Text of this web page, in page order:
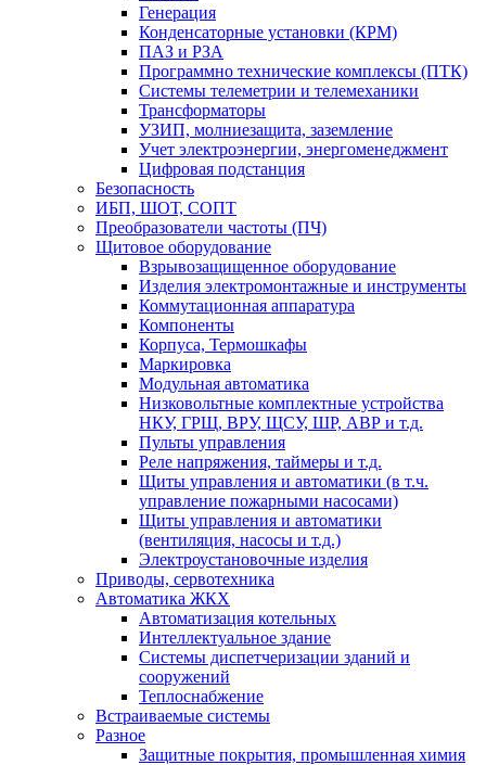
Генерация
Конденсаторные установки (КРМ)
ПАЗ и РЗА
Программно технические комплексы (ПТК)
Системы телеметрии и телемеханики
Трансформаторы
УЗИП, молниезащита, заземление
Учет электроэнергии, энергоменеджмент
Цифровая подстанция
Безопасность
ИБП, ШОТ, СОПТ
Преобразователи частоты (ПЧ)
Щитовое оборудование
Взрывозащищенное оборудование
Изделия электромонтажные и инструменты
Коммутационная аппаратура
Компоненты
Корпуса, Термошкафы
Маркировка
Модульная автоматика
Низковольтные комплектные устройства
НКУ, ГРЩ, ВРУ, ЩСУ, ШР, АВР и т.д.
Пульты управления
Реле напряжения, таймеры и т.д.
Щиты управления и автоматики (в т.ч.
управление пожарными насосами)
Щиты управления и автоматики
(вентиляция, насосы и т.д.)
Электроустановочные изделия
Приводы, сервотехника
Автоматика ЖКХ
Автоматизация котельных
Интеллектуальное здание
Системы диспетчеризации зданий и
сооружений
Теплоснабжение
Встраиваемые системы
Разное
Защитные покрытия, промышленная химия